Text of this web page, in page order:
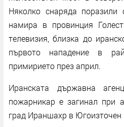
Няколко снаряда поразили
намира в провинция
телевизия, близка до
първото нападение в
примирието през април.
Иранската държавна
пожарникар е загинал при
град Ираншахр в Югоизточен